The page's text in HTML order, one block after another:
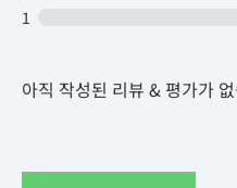
1
아직 작성된 리뷰 & 평가가